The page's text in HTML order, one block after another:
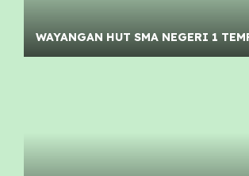
WAYANGAN HUT SMA NEGERI 1